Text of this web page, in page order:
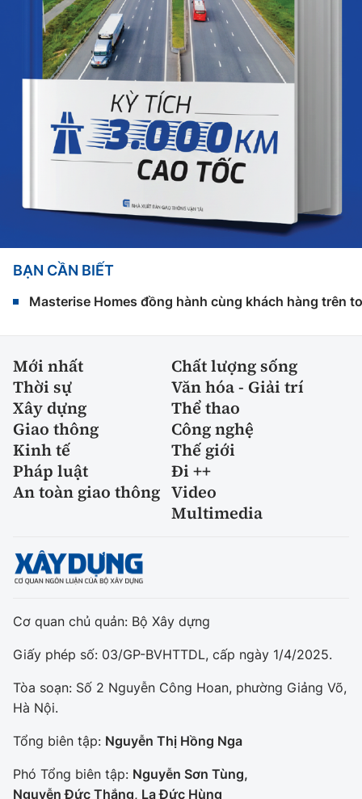
BẠN CẦN BIẾT
Masterise Homes đồng hành cùng khách hàng trên
Mới nhất
Chất lượng sống
Thời sự
Văn hóa - Giải trí
Xây dựng
Thể thao
Giao thông
Công nghệ
Kinh tế
Thế giới
Pháp luật
Đi ++
An toàn giao thông Video
Multimedia
Cơ quan chủ quản: Bộ Xây dựng
Giấy phép số: 03/GP-BVHTTDL, cấp ngày 1/4/2025.
Tòa soạn: Số 2 Nguyễn Công Hoan, phường Giảng Võ,
Hà Nội.
Tổng biên tập: Nguyễn Thị Hồng Nga
Phó Tổng biên tập: Nguyễn Sơn Tùng,
Nguyễn Đức Thắng, La Đức Hùng